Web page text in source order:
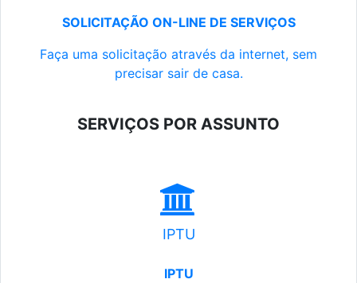
SOLICITAÇÃO ON-LINE DE SERVIÇOS
Faça uma solicitação através da internet, sem
precisar sair de casa.
SERVIÇOS POR ASSUNTO
IPTU
IPTU